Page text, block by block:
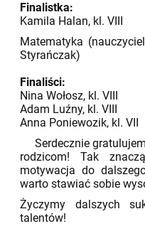
Finalistka:
Kamila Halan, kl. VIII
Matematyka
Finaliści:
Nina Wołosz, kl. VIII
Adam Luźny, kl. VIII
Anna Poniewozik, kl. VII
Serdecznie
rodzicom! Tak
motywacja do
warto stawiać sobie
Życzymy dalszych
talentów!